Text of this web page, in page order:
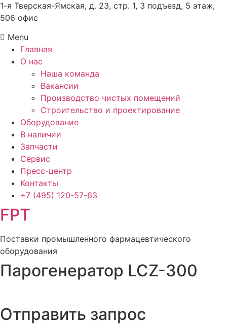
1-я Тверская-Ямская, д. 23, стр. 1, 3 подъезд, 5 этаж,
506 офис
Menu
Главная
О нас
Наша команда
Вакансии
Производство чистых помещений
Строительство и проектирование
Оборудование
В наличии
Запчасти
Сервис
Пресс-центр
Контакты
+7 (495) 120-57-63
FPT
Поставки промышленного фармацевтического
оборудования
Парогенератор LCZ-300
Отправить запрос